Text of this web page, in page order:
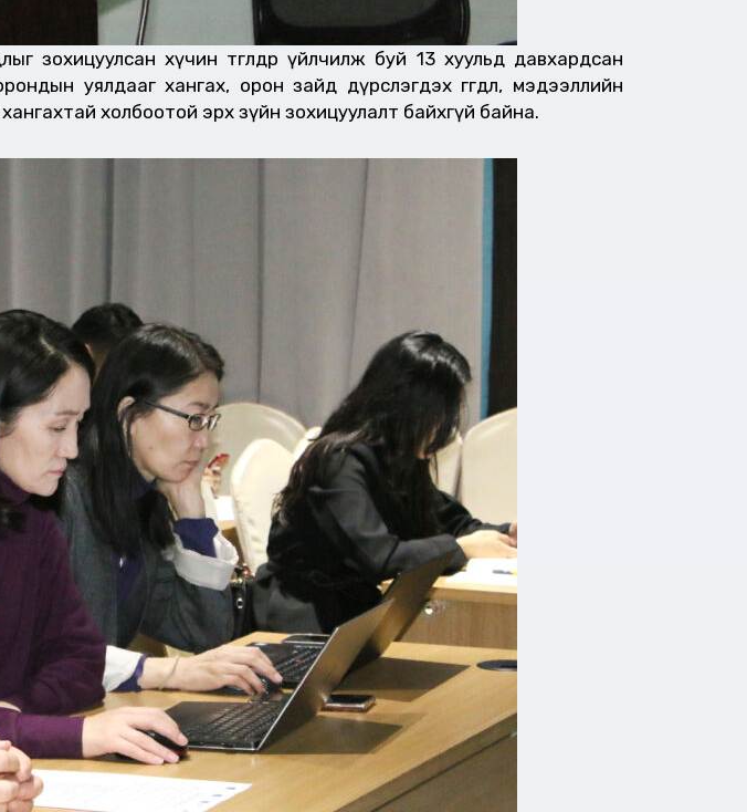
зохицуулсан хүчин төгөлдөр үйлчилж буй 13 хуульд давхардсан
уялдааг хангах, орон зайд дүрслэгдэх өгөгдөл, мэдээллийн
холбоотой эрх зүйн зохицуулалт байхгүй байна.